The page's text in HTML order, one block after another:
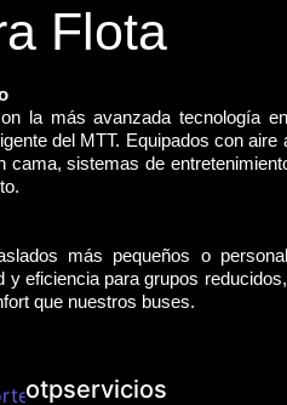
Flota
la más avanzada tecnología
del MTT. Equipados con aire
cama, sistemas de
más pequeños o
y eficiencia para grupos
que nuestros buses.
otpservicios